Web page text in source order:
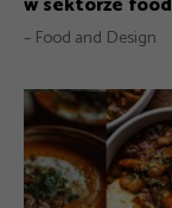
– Food and Design